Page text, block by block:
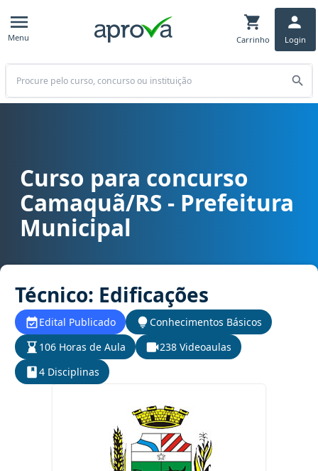
Menu Carrinho Login
Buscar
Curso para concurso Camaquã/RS - Prefeitura Municipal cargo
Curso para concurso
Camaquã/RS - Prefeitura
Municipal
Técnico: Edificações
Edital Publicado
Conhecimentos Básicos
106 Horas de Aula
238 Videoaulas
4 Disciplinas